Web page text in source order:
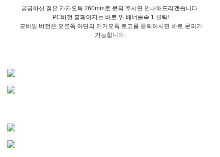
궁금하신 점은 카카오톡 260mm로 문의 주시면 안내해드리겠습니다.
PC버전 홈페이지는 바로 위 배너를속 1 클릭!
모바일 버전은 오른쪽 하단의 카카오톡 로고를 클릭하시면 바로 문의가
가능합니다.